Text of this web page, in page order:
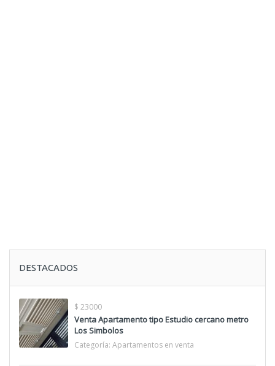
DESTACADOS
$ 23000
Venta Apartamento tipo Estudio cercano metro
Los Simbolos
Categoría: Apartamentos en venta